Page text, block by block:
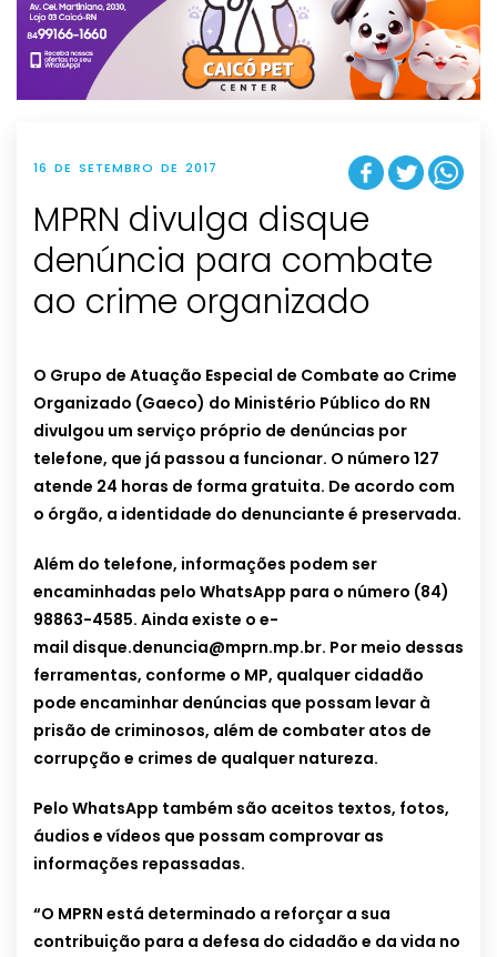
t
i
o
n
16 DE SETEMBRO DE 2017
MPRN divulga disque
denúncia para combate
ao crime organizado
O Grupo de Atuação Especial de Combate ao Crime
Organizado (Gaeco) do Ministério Público do RN
divulgou um serviço próprio de denúncias por
telefone, que já passou a funcionar. O número 127
atende 24 horas de forma gratuita. De acordo com
o órgão, a identidade do denunciante é preservada.
Além do telefone, informações podem ser
encaminhadas pelo WhatsApp para o número (84)
98863-4585. Ainda existe o e-
mail disque.denuncia@mprn.mp.br. Por meio dessas
ferramentas, conforme o MP, qualquer cidadão
pode encaminhar denúncias que possam levar à
prisão de criminosos, além de combater atos de
corrupção e crimes de qualquer natureza.
Pelo WhatsApp também são aceitos textos, fotos,
áudios e vídeos que possam comprovar as
informações repassadas.
“O MPRN está determinado a reforçar a sua
contribuição para a defesa do cidadão e da vida no